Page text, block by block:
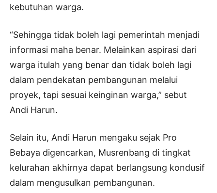
kebutuhan warga.
“Sehingga tidak boleh lagi pemerintah menjadi
informasi maha benar. Melainkan aspirasi dari
warga itulah yang benar dan tidak boleh lagi
dalam pendekatan pembangunan melalui
proyek, tapi sesuai keinginan warga,” sebut
Andi Harun.
Selain itu, Andi Harun mengaku sejak Pro
Bebaya digencarkan, Musrenbang di tingkat
kelurahan akhirnya dapat berlangsung kondusif
dalam mengusulkan pembangunan.